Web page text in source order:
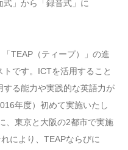
式」から「録音式」に
TEAP（ティープ）」の進
です。ICTを活用すること
る能力や実践的な英語力が
年度）初めて実施いたし
、東京と大阪の2都市で実施
により、TEAPならびに